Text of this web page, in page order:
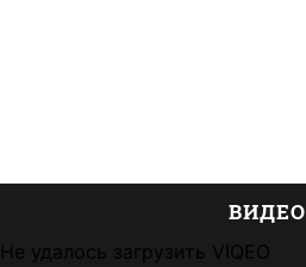
ВИДЕО
Не удалось загрузить VIQEO